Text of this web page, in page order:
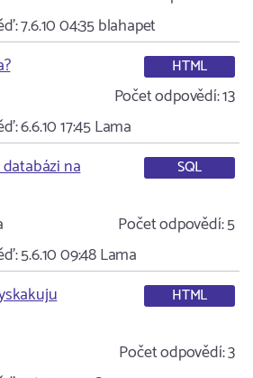
7.6.10 04:35blahapet
HTML
Počet odpovědí:13
6.6.10 17:45Lama
na
SQL
Počet odpovědí:5
5.6.10 09:48Lama
HTML
Počet odpovědí:3